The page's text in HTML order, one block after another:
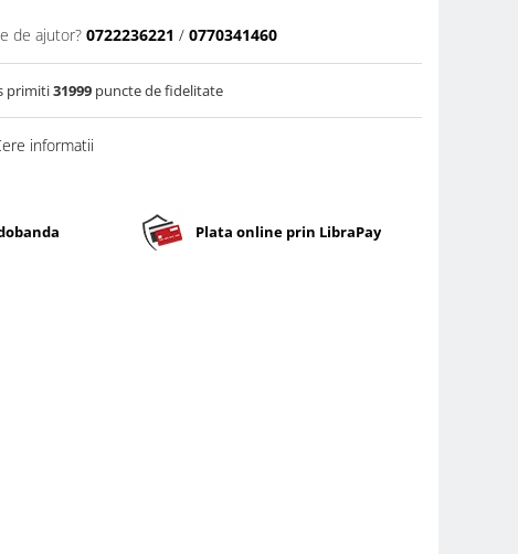
de ajutor? 0722236221 / 0770341460
primiti31999 puncte de fidelitate
informatii
Plata online prin LibraPay